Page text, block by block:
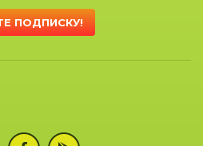
ПОДПИСКУ!